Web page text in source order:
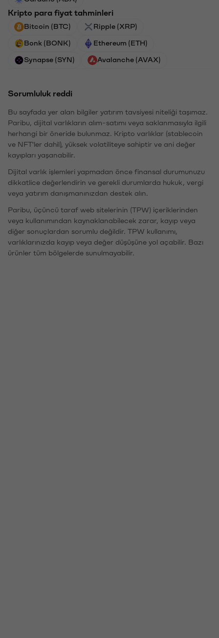
Kripto para fiyat tahminleri
Bitcoin (BTC) Ripple (XRP)
Bonk (BONK) Ethereum (ETH)
Synapse (SYN) Avalanche (AVAX)
Sorumluluk reddi
Bu sayfada yer alan bilgiler yatırım tavsiyesi niteliği taşımaz.
Paribu, dijital varlıkların alım-satımı veya saklanmasıyla ilgili
herhangi bir öneride bulunmaz. Kripto varlıklar (stablecoin
ve NFT'ler dahil), yüksek volatiliteye sahiptir ve ani değer
kayıpları yaşanabilir.
Dijital varlık işlemleri yapmadan önce finansal durumunuzu
dikkatlice değerlendirin ve gerekli durumlarda hukuk, vergi
veya yatırım danışmanınızdan destek alın.
Paribu, üçüncü taraf web sitelerinin (TPW) içeriklerinden
veya kullanımından kaynaklanabilecek zarar, kayıp veya
diğer sonuçlardan sorumlu değildir. TPW kullanımı,
varlıklarınızda kayıp veya değer düşüşüne yol açabilir. Bazı
ürünler tüm bölgelerde sunulmayabilir.